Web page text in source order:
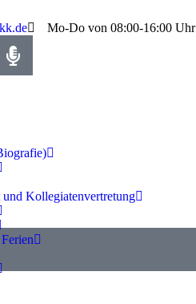
Mo-Do von 08:00-16:00 Uhr
und Kollegiatenvertretung